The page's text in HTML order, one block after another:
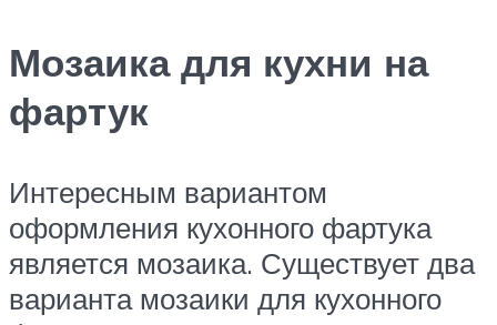
Мозаика для кухни на
фартук
Интересным вариантом
оформления кухонного фартука
является мозаика. Существует два
варианта мозаики для кухонного